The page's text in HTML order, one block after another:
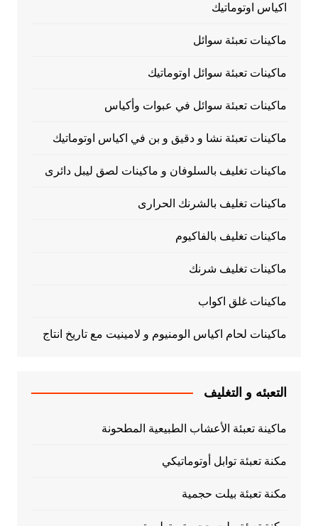
اكياس اوتوماتيك
ماكينات تعبئة سوائل
ماكينات تعبئة سوائل اوتوماتيك
ماكينات تعبئة سوائل في عبوات وأكياس
ماكينات تعبئة نشا و دقيق و بن في اكياس اوتوماتيك
ماكينات تغليف بالسلوفان و ماكينات لصق ليبل دائرى
ماكينات تغليف بالشرنك الحرارى
ماكينات تغليف بالفاكيوم
ماكينات تغليف شرنك
ماكينات غلق اكواب
ماكينات لحام اكياس الومنيوم و لامينيت مع تاريخ انتاج
التعبئه و التغليف
ماكينة تعبئة الأعشاب الطبيعية المطحونة
مكنة تعبئة توابل أوتوماتيكي
مكنة تعبئة بيلت حجمية